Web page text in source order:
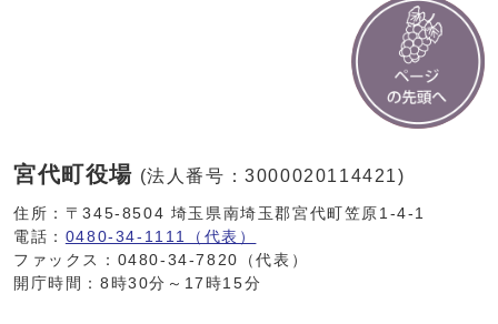
宮代町役場 (法人番号：3000020114421)
住所：〒345-8504 埼玉県南埼玉郡宮代町笠原1-4-1
電話： 0480-34-1111（代表）
ファックス：0480-34-7820（代表）
開庁時間：8時30分～17時15分